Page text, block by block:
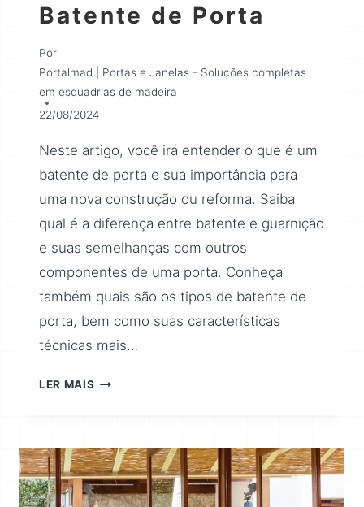
Batente de Porta
Por
Portalmad | Portas e Janelas - Soluções completas
em esquadrias de madeira
22/08/2024
Neste artigo, você irá entender o que é um
batente de porta e sua importância para
uma nova construção ou reforma. Saiba
qual é a diferença entre batente e guarnição
e suas semelhanças com outros
componentes de uma porta. Conheça
também quais são os tipos de batente de
porta, bem como suas características
técnicas mais…
LER MAIS